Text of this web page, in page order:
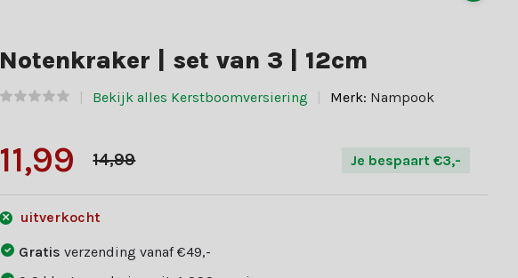
Notenkraker | set van 3 | 12cm
Bekijk alles Kerstboomversiering Merk: Nampook
11,99 14,99 Je bespaart €3,-
uitverkocht
Gratisverzending vanaf €49,-